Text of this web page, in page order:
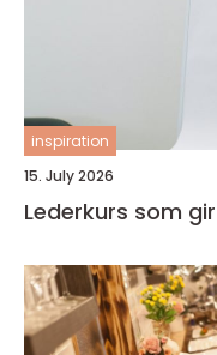
inspiration
15. July 2026
Lederkurs som